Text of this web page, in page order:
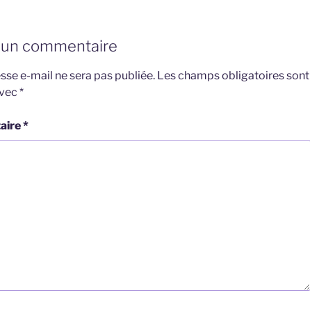
commentaire
e-mail ne sera pas publiée. Les champs obligatoires sont
*
*